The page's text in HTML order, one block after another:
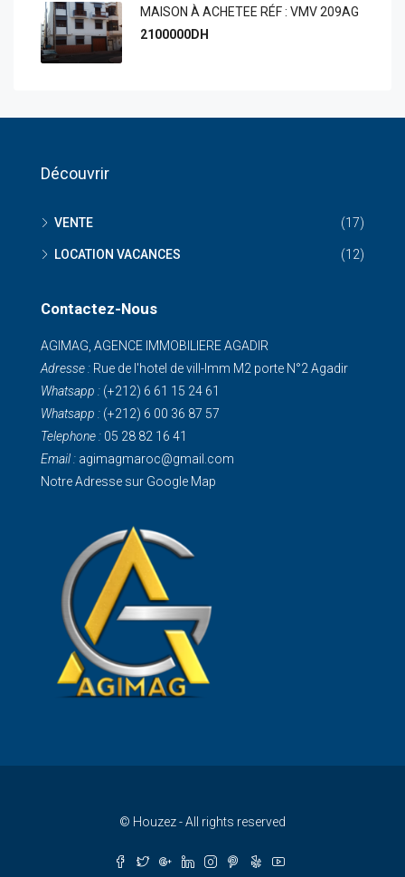
MAISON À ACHETEE RÉF : VMV 209AG
2100000DH
Découvrir
VENTE (17)
LOCATION VACANCES (12)
Contactez-Nous
AGIMAG, AGENCE IMMOBILIERE AGADIR
Adresse : Rue de I'hotel de vill-Imm M2 porte N°2 Agadir
Whatsapp : (+212) 6 61 15 24 61
Whatsapp : (+212) 6 00 36 87 57
Telephone : 05 28 82 16 41
Email : agimagmaroc@gmail.com
Notre Adresse sur Google Map
© Houzez - All rights reserved